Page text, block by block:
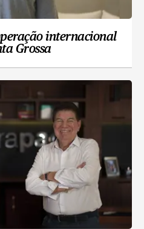
internacional
Grossa